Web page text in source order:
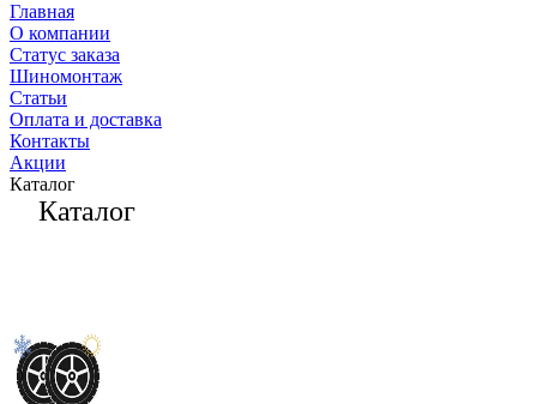
Главная
О компании
Статус заказа
Шиномонтаж
Статьи
Оплата и доставка
Контакты
Акции
Каталог
Каталог